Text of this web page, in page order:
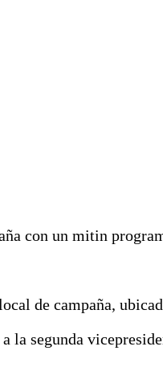
con un mitin
de campaña,
la segunda